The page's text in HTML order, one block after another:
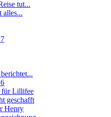
tut...
alles...
für Lillifee
geschafft
Henry